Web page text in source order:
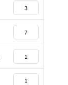
3
7
1
1
Instagram